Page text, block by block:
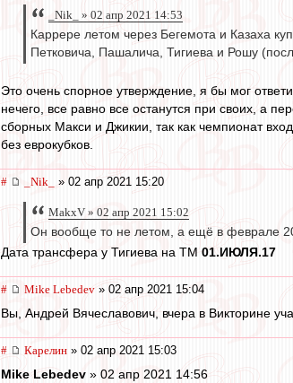
_Nik_ » 02 апр 2021 14:53
Каррере летом через Бегемота и Казаха
Петковича, Пашалича, Тигиева и Рошу
Это очень спорное утверждение, я бы мог
нечего, все равно все останутся при своих, а
сборных Макси и Джикии, так как чемпионат
без еврокубков.
# _Nik_ » 02 апр 2021 15:20
MakxV » 02 апр 2021 15:02
Он вообще то не летом, а ещё в феврале
Дата трансфера у Тигиева на ТМ 01.ИЮЛЯ.17
# Mike Lebedev » 02 апр 2021 15:04
Вы, Андрей Вячеславович, вчера в Викторине
# Карелин » 02 апр 2021 15:03
Mike Lebedev » 02 апр 2021 14:56